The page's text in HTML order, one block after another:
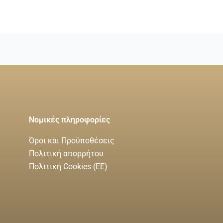
Νομικές πληροφορίες
Όροι και Προϋποθέσεις
Πολιτική απορρήτου
Πολιτική Cookies (ΕΕ)